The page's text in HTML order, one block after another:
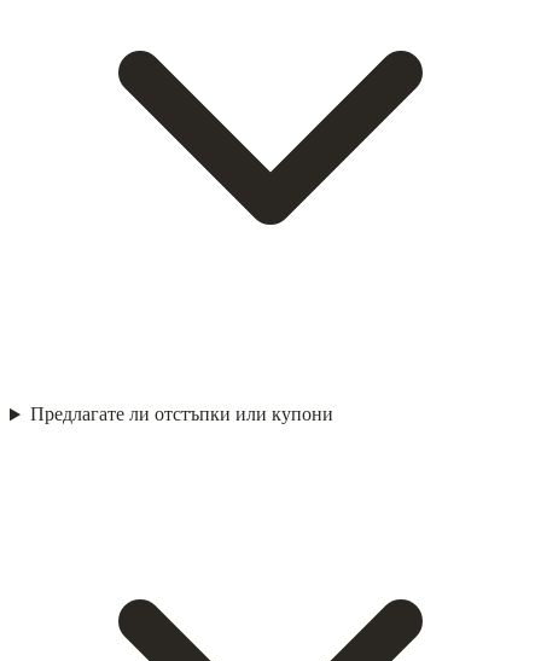
Предлагате ли отстъпки или купони